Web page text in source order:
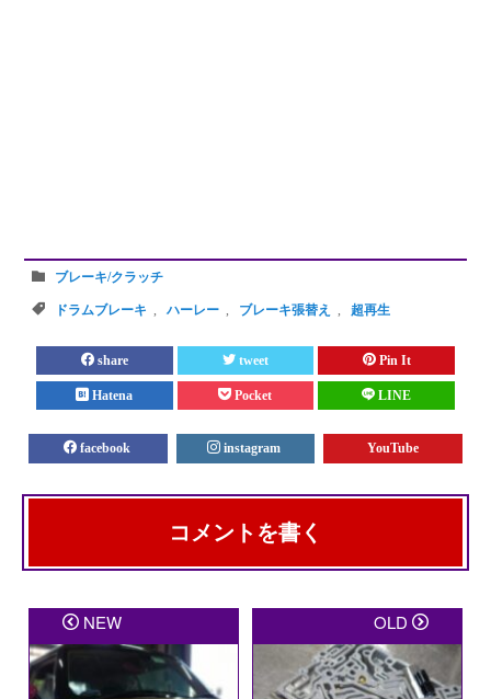
ブレーキ/クラッチ
ドラムブレーキ ハーレー ブレーキ張替え 超再生
share tweet Pin It
Hatena Pocket LINE
facebook instagram YouTube
コメントを書く
メールアドレスが公開されることはありません。 ※が
付いている欄は必須項目です
コメント
NEW OLD